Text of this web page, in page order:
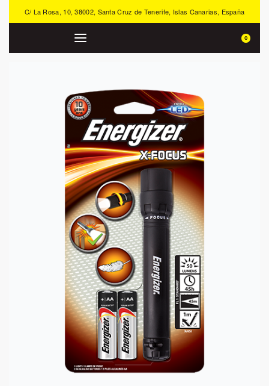
C/ La Rosa, 10, 38002, Santa Cruz de Tenerife, Islas Canarias, España
0